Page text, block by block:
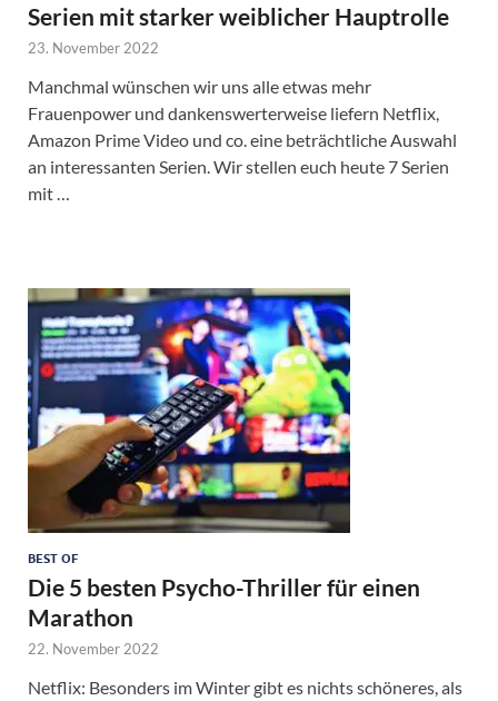
Serien mit starker weiblicher Hauptrolle
23. November 2022
Manchmal wünschen wir uns alle etwas mehr
Frauenpower und dankenswerterweise liefern Netflix,
Amazon Prime Video und co. eine beträchtliche Auswahl
an interessanten Serien. Wir stellen euch heute 7 Serien
mit …
BEST OF
Die 5 besten Psycho-Thriller für einen
Marathon
22. November 2022
Netflix: Besonders im Winter gibt es nichts schöneres, als